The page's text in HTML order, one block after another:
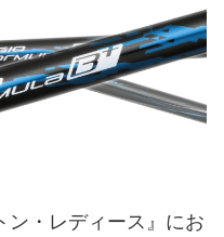
ン・レディース』にお